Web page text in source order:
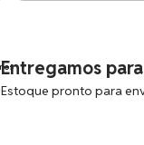
Entregamos
Estoque pronto para